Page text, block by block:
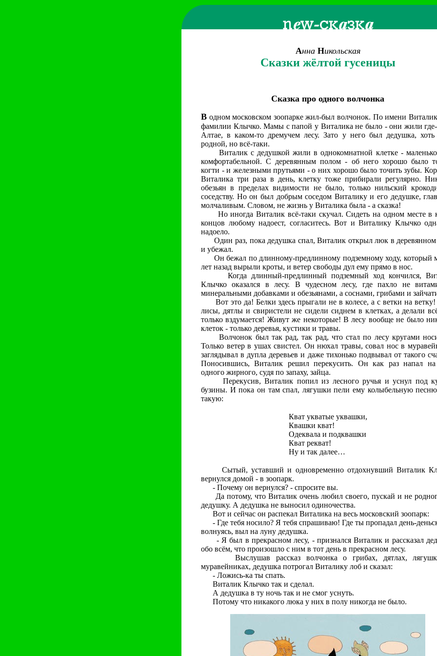
Анна Никольская
Сказки жёлтой гусеницы
Сказка про одного волчонка
В одном московском зоопарке жил-был волчонок. По имени
фамилии Клычко. Мамы с папой у Виталика не было - они жили
Алтае, в каком-то дремучем лесу. Зато у него был дедушка,
родной, но всё-таки.
Виталик с дедушкой жили в однокомнатной клетке -
комфортабельной. С деревянным полом - об него хорошо было
когти - и железными прутьями - о них хорошо было точить зубы.
Виталика три раза в день, клетку тоже прибирали регулярно.
обезьян в пределах видимости не было, только нильский
соседству. Но он был добрым соседом Виталику и его дедушке,
молчаливым. Словом, не жизнь у Виталика была - а сказка!
Но иногда Виталик всё-таки скучал. Сидеть на одном месте в
концов любому надоест, согласитесь. Вот и Виталику Клычко
надоело.
Один раз, пока дедушка спал, Виталик открыл люк в
и убежал.
Он бежал по длинному-предлинному подземному ходу, который
лет назад вырыли кроты, и ветер свободы дул ему прямо в нос.
Когда длинный-предлинный подземный ход кончился,
Клычко оказался в лесу. В чудесном лесу, где пахло не
минеральными добавками и обезьянами, а соснами, грибами и
Вот это да! Белки здесь прыгали не в колесе, а с ветки на
лисы, дятлы и свиристели не сидели сиднем в клетках, а делали
только вздумается! Живут же некоторые! В лесу вообще не было
клеток - только деревья, кустики и травы.
Волчонок был так рад, так рад, что стал по лесу кругами
Только ветер в ушах свистел. Он нюхал травы, совал нос в
заглядывал в дупла деревьев и даже тихонько подвывал от такого
Поносившись, Виталик решил перекусить. Он как раз напал на
одного жирного, судя по запаху, зайца.
Перекусив, Виталик попил из лесного ручья и уснул под
бузины. И пока он там спал, лягушки пели ему колыбельную
такую:
Кват укватые уквашки,
Квашки кват!
Одеквала и подквашки
Кват рекват!
Ну и так далее…
Сытый, уставший и одновременно отдохнувший Виталик
вернулся домой - в зоопарк.
- Почему он вернулся? - спросите вы.
Да потому, что Виталик очень любил своего, пускай и не
дедушку. А дедушка не выносил одиночества.
Вот и сейчас он распекал Виталика на весь московский зоопарк:
- Где тебя носило? Я тебя спрашиваю! Где ты пропадал день-
волнуясь, выл на луну дедушка.
- Я был в прекрасном лесу, - признался Виталик и рассказал
обо всём, что произошло с ним в тот день в прекрасном лесу.
Выслушав рассказ волчонка о грибах, дятлах,
муравейниках, дедушка потрогал Виталику лоб и сказал:
- Ложись-ка ты спать.
Виталик Клычко так и сделал.
А дедушка в ту ночь так и не смог уснуть.
Потому что никакого люка у них в полу никогда не было.